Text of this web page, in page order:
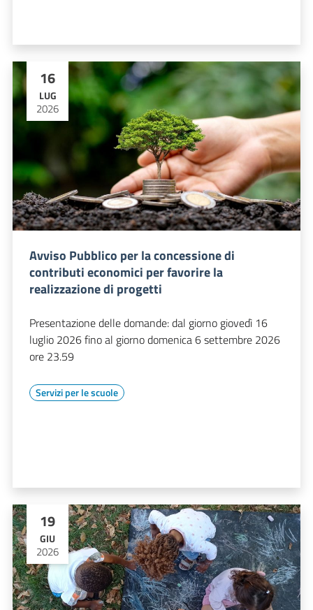
16
LUG
2026
Avviso Pubblico per la concessione di
contributi economici per favorire la
realizzazione di progetti
Presentazione delle domande: dal giorno giovedì 16
luglio 2026 fino al giorno domenica 6 settembre 2026
ore 23.59
Servizi per le scuole
19
GIU
2026